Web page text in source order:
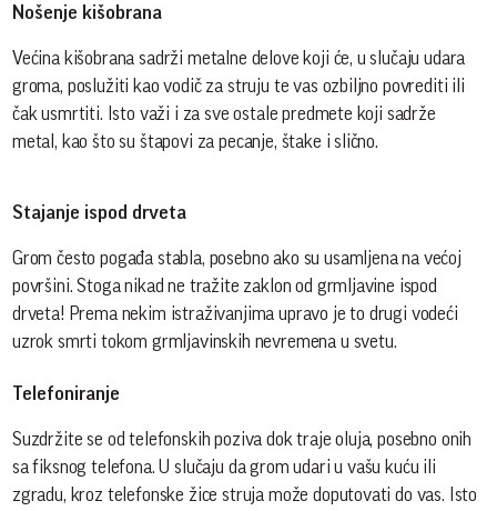
Nošenje kišobrana
Većina kišobrana sadrži metalne delove koji će, u slučaju udara
groma, poslužiti kao vodič za struju te vas ozbiljno povrediti ili
čak usmrtiti. Isto važi i za sve ostale predmete koji sadrže
metal, kao što su štapovi za pecanje, štake i slično.
Stajanje ispod drveta
Grom često pogađa stabla, posebno ako su usamljena na većoj
površini. Stoga nikad ne tražite zaklon od grmljavine ispod
drveta! Prema nekim istraživanjima upravo je to drugi vodeći
uzrok smrti tokom grmljavinskih nevremena u svetu.
Telefoniranje
Suzdržite se od telefonskih poziva dok traje oluja, posebno onih
sa fiksnog telefona. U slučaju da grom udari u vašu kuću ili
zgradu, kroz telefonske žice struja može doputovati do vas. Isto